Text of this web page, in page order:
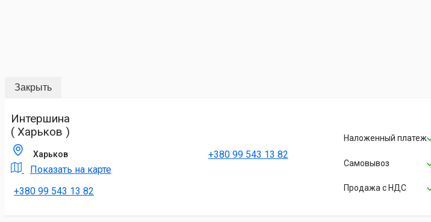
Закрыть
Интершина
( Харьков )
Харьков
Показать на карте
+380 99 543 13 82
+380 99 543 13 82
Наложенный платеж
Cамовывоз
Продажа с НДС